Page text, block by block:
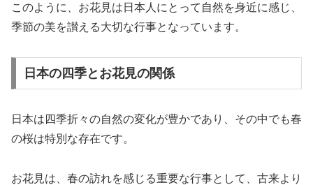
このように、お花見は日本人にとって自然を身近に感じ、
季節の美を讃える大切な行事となっています。
日本の四季とお花見の関係
日本は四季折々の自然の変化が豊かであり、その中でも春
の桜は特別な存在です。
お花見は、春の訪れを感じる重要な行事として、古来より